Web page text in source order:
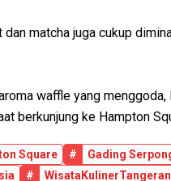
matcha juga cukup
waffle yang
berkunjung ke Hampton
Square # Gading
#